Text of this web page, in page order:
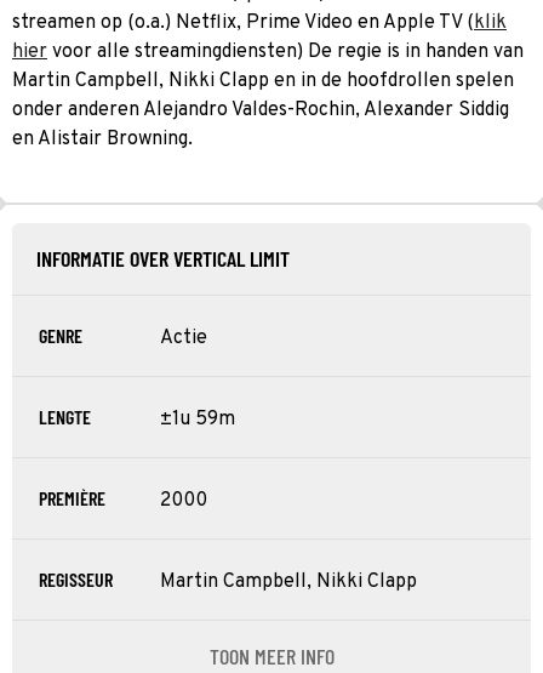
streamen op (o.a.) Netflix, Prime Video en Apple TV (klik
hier voor alle streamingdiensten) De regie is in handen van
Martin Campbell, Nikki Clapp en in de hoofdrollen spelen
onder anderen Alejandro Valdes-Rochin, Alexander Siddig
en Alistair Browning.
INFORMATIE OVER VERTICAL LIMIT
GENRE Actie
LENGTE ±1u 59m
PREMIÈRE 2000
REGISSEUR Martin Campbell, Nikki Clapp
TOON MEER INFO